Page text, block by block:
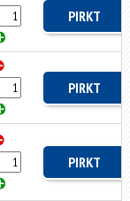
PIRKT
PIRKT
PIRKT